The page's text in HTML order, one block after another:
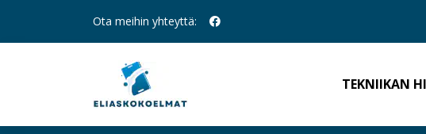
Ota meihin yhteyttä:
TEKNIIKAN